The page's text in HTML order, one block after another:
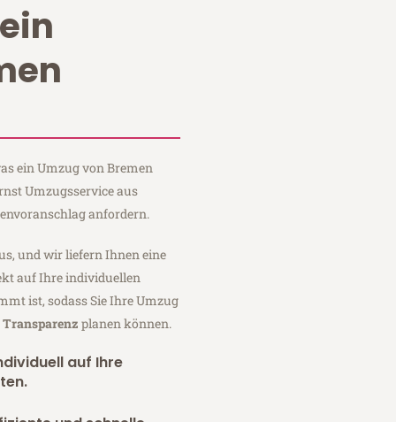
ein Umzug von Bremen
Umzugsservice aus
anfordern.
und wir liefern Ihnen eine
auf Ihre individuellen
ist, sodass Sie Ihre Umzug
planen können.
auf Ihre